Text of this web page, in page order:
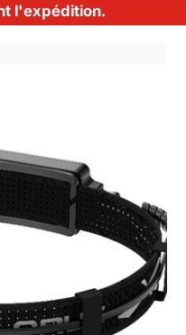
l'expédition.